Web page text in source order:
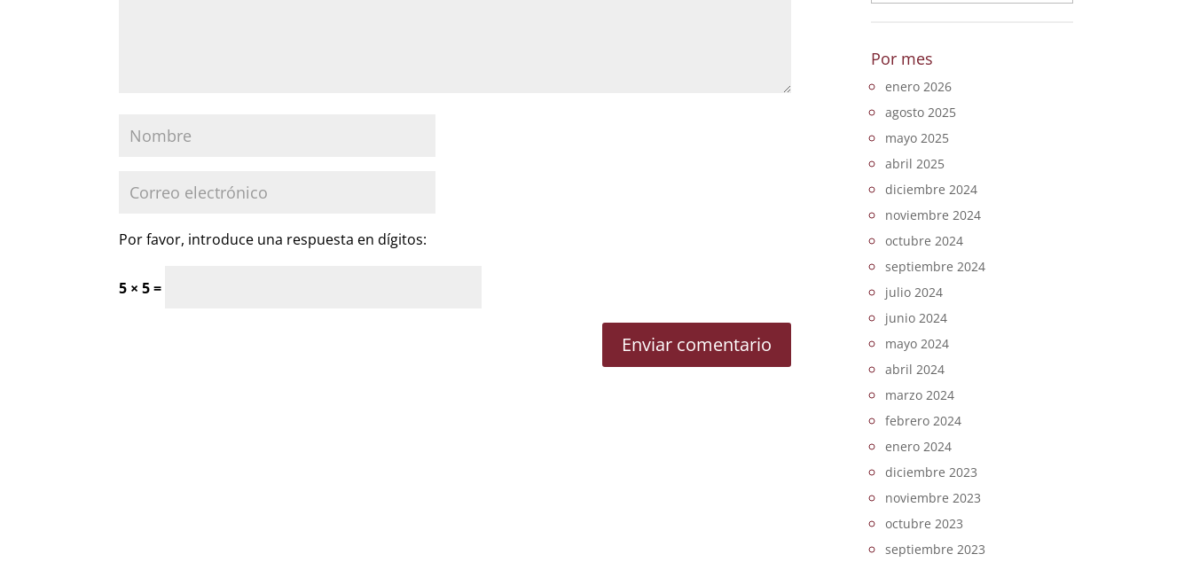
Por favor, introduce una respuesta en dígitos:
5 × 5 =
Por mes
enero 2026
agosto 2025
mayo 2025
abril 2025
diciembre 2024
noviembre 2024
octubre 2024
septiembre 2024
julio 2024
junio 2024
mayo 2024
abril 2024
marzo 2024
febrero 2024
enero 2024
diciembre 2023
noviembre 2023
octubre 2023
septiembre 2023